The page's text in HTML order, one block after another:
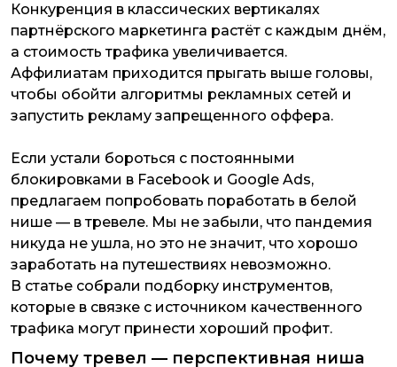
Конкуренция в классических вертикалях
партнёрского маркетинга растёт с каждым днём,
а стоимость трафика увеличивается.
Аффилиатам приходится прыгать выше головы,
чтобы обойти алгоритмы рекламных сетей и
запустить рекламу запрещенного оффера.
Если устали бороться с постоянными
блокировками в Facebook и Google Ads,
предлагаем попробовать поработать в белой
нише — в тревеле. Мы не забыли, что пандемия
никуда не ушла, но это не значит, что хорошо
заработать на путешествиях невозможно.
В статье собрали подборку инструментов,
которые в связке с источником качественного
трафика могут принести хороший профит.
Почему тревел — перспективная ниша